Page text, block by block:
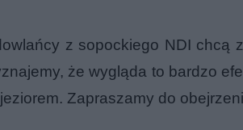
z sopockiego NDI chcą
że wygląda to bardzo
Zapraszamy do